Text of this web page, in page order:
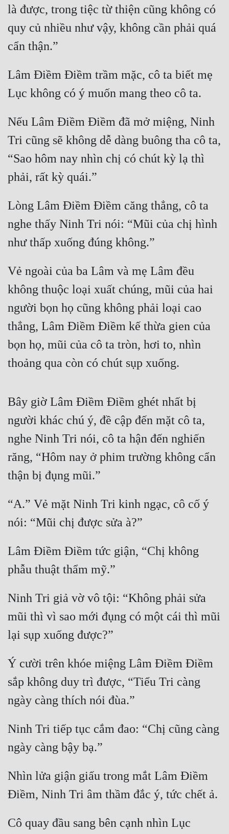
là được, trong tiệc từ thiện cũng không có
quy củ nhiều như vậy, không cần phải quá
cẩn thận.”
Lâm Điềm Điềm trầm mặc, cô ta biết mẹ
Lục không có ý muốn mang theo cô ta.
Nếu Lâm Điềm Điềm đã mở miệng, Ninh
Tri cũng sẽ không dễ dàng buông tha cô ta,
“Sao hôm nay nhìn chị có chút kỳ lạ thì
phải, rất kỳ quái.”
Lòng Lâm Điềm Điềm căng thẳng, cô ta
nghe thấy Ninh Tri nói: “Mũi của chị hình
như thấp xuống đúng không.”
Vẻ ngoài của ba Lâm và mẹ Lâm đều
không thuộc loại xuất chúng, mũi của hai
người bọn họ cũng không phải loại cao
thẳng, Lâm Điềm Điềm kế thừa gien của
bọn họ, mũi của cô ta tròn, hơi to, nhìn
thoảng qua còn có chút sụp xuống.
Bây giờ Lâm Điềm Điềm ghét nhất bị
người khác chú ý, đề cập đến mặt cô ta,
nghe Ninh Tri nói, cô ta hận đến nghiến
răng, “Hôm nay ở phim trường không cẩn
thận bị đụng mũi.”
“A.” Vẻ mặt Ninh Tri kinh ngạc, cô cố ý
nói: “Mũi chị được sửa à?”
Lâm Điềm Điềm tức giận, “Chị không
phẫu thuật thẩm mỹ.”
Ninh Tri giả vờ vô tội: “Không phải sửa
mũi thì vì sao mới đụng có một cái thì mũi
lại sụp xuống được?”
Ý cười trên khóe miệng Lâm Điềm Điềm
sắp không duy trì được, “Tiểu Tri càng
ngày càng thích nói đùa.”
Ninh Tri tiếp tục cắm đao: “Chị cũng càng
ngày càng bậy bạ.”
Nhìn lửa giận giấu trong mắt Lâm Điềm
Điềm, Ninh Tri âm thầm đắc ý, tức chết ả.
Cô quay đầu sang bên cạnh nhìn Lục